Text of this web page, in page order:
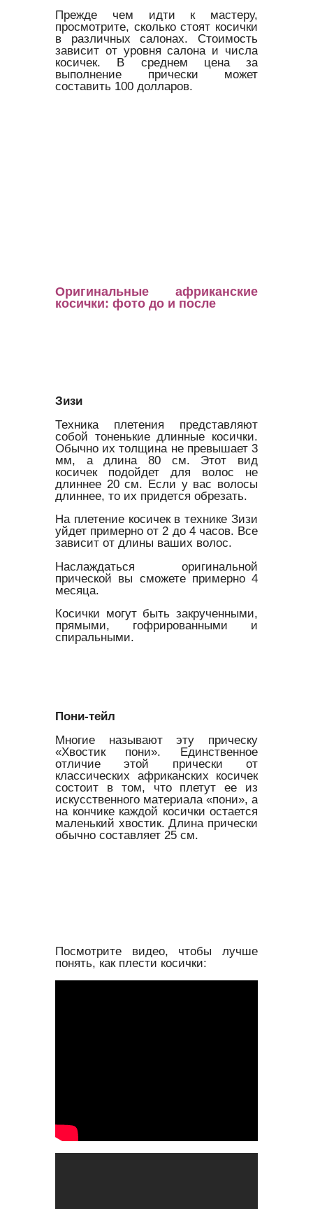
Прежде чем идти к мастеру,
просмотрите, сколько стоят косички
в различных салонах. Стоимость
зависит от уровня салона и числа
косичек. В среднем цена за
выполнение прически может
составить 100 долларов.
Оригинальные африканские
косички: фото до и после
Зизи
Техника плетения представляют
собой тоненькие длинные косички.
Обычно их толщина не превышает 3
мм, а длина 80 см. Этот вид
косичек подойдет для волос не
длиннее 20 см. Если у вас волосы
длиннее, то их придется обрезать.
На плетение косичек в технике Зизи
уйдет примерно от 2 до 4 часов. Все
зависит от длины ваших волос.
Наслаждаться оригинальной
прической вы сможете примерно 4
месяца.
Косички могут быть закрученными,
прямыми, гофрированными и
спиральными.
Пони-тейл
Многие называют эту прическу
«Хвостик пони». Единственное
отличие этой прически от
классических африканских косичек
состоит в том, что плетут ее из
искусственного материала «пони», а
на кончике каждой косички остается
маленький хвостик. Длина прически
обычно составляет 25 см.
Посмотрите видео, чтобы лучше
понять, как плести косички: